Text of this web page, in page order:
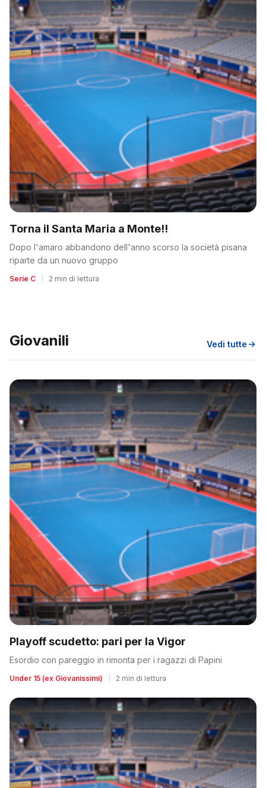
Torna il Santa Maria a Monte!!
Dopo l'amaro abbandono dell'anno scorso la società pisana
riparte da un nuovo gruppo
Serie C 2 min di lettura
Giovanili Vedi tutte
Playoff scudetto: pari per la Vigor
Esordio con pareggio in rimonta per i ragazzi di Papini
Under 15 (ex Giovanissimi) 2 min di lettura